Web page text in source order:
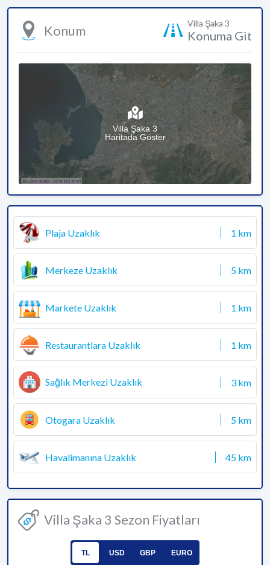
Konum Villa Şaka 3
Konuma Git
Villa Şaka 3
Haritada Göster
Plaja Uzaklık 1 km
Merkeze Uzaklık 5 km
Markete Uzaklık 1 km
Restaurantlara Uzaklık 1 km
Sağlık Merkezi Uzaklık 3 km
Otogara Uzaklık 5 km
Havalimanına Uzaklık 45 km
Villa Şaka 3 Sezon Fiyatları
TL USD GBP EURO